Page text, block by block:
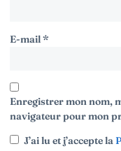
E-mail*
Enregistrer mon nom,
navigateur pour mon
J’ai lu et j’accepte la